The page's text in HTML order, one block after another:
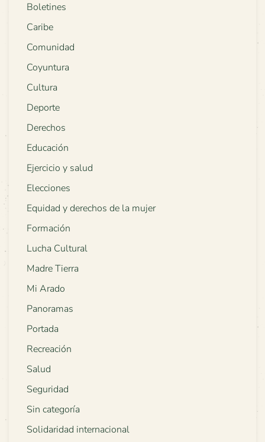
Boletines
Caribe
Comunidad
Coyuntura
Cultura
Deporte
Derechos
Educación
Ejercicio y salud
Elecciones
Equidad y derechos de la mujer
Formación
Lucha Cultural
Madre Tierra
Mi Arado
Panoramas
Portada
Recreación
Salud
Seguridad
Sin categoría
Solidaridad internacional